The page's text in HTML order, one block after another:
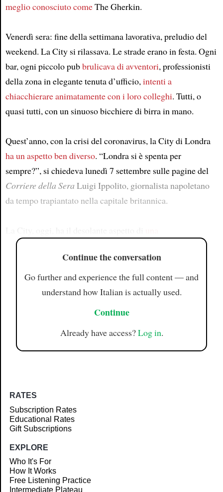
meglio conosciuto comeThe Gherkin.
Venerdì sera: fine della settimana lavorativa, preludio del
weekend. La City si rilassava. Le strade erano in festa. Ogni
bar, ogni piccolo pubbrulicava di avventori, professionisti
della zona in elegante tenuta d’ufficio,intenti a
chiacchierare animatamente con i loro colleghi. Tutti, o
quasi tutti, con un sinuoso bicchiere di birra in mano.
Quest’anno, con la crisi del coronavirus, la City di Londra
ha un aspetto ben diverso. “Londra si è spenta per
sempre?”, si chiedeva lunedì 7 settembre sulle pagine del
Corriere della SeraLuigi Ippolito, giornalista napoletano
da tempo trapiantato nella capitale britannica.
Continue the conversation
Go further and experience the full content — and
understand how Italian is actually used.
Continue
Already have access?Log in.
RATES
Subscription Rates
Educational Rates
Gift Subscriptions
EXPLORE
Who It's For
How It Works
Free Listening Practice
Intermediate Plateau